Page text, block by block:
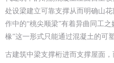
处设梁建立可靠支撑从而明确山
作中的“桃尖顺梁”有着异曲同工
椽”这一形式只能通过混凝土的可
古建筑中梁支撑桁进而支撑屋面